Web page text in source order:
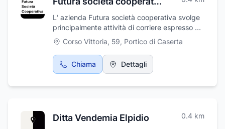
L' azienda Futura società cooperativa svolge
principalmente attività di corriere espresso e
spedizioniere oltre a servizi postali privati.
Grazie ad esperienza decennale siamo in
grado di soddisfare la maggior parte delle
richieste in modo da offrire un servizio
completa disposizione per richieste di
Non esitare a contattarci per avere tutte le
Corso Vittoria, 59, Portico di Caserta
Chiama Dettagli
Ditta Vendemia Elpidio 0.4 km